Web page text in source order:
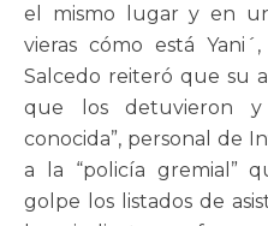
el mismo lugar y en
vieras cómo está
Salcedo reiteró que su
que los detuvieron
conocida”, personal de
a la “policía gremial”
golpe los listados de